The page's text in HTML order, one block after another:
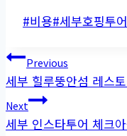
Post
#비용#세부호핑투어
글
탐
색
Previous
세부 힐루뚱안섬 레스
Next
세부 인스타투어 체크